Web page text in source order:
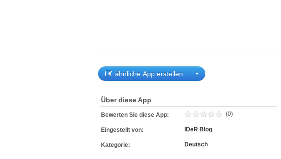
ähnliche App erstellen
Über diese App
Bewerten Sie diese App: (0)
Eingestellt von: IDeR Blog
Kategorie: Deutsch